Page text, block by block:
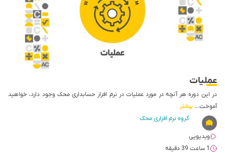
عملیات
در این دوره هر آنچه در مورد عملیات در نرم افزار حسابداری محک وجود دارد، خواهید
آموخت… بیشتر
گروه نرم افزاری محک
ویدیویی
1 ساعت 39 دقیقه